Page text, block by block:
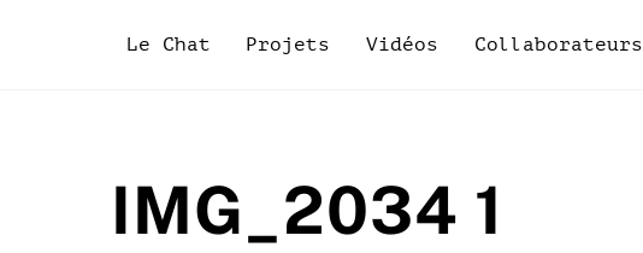
Le Chat Projets Vidéos Collaborateurs
IMG_2034 1